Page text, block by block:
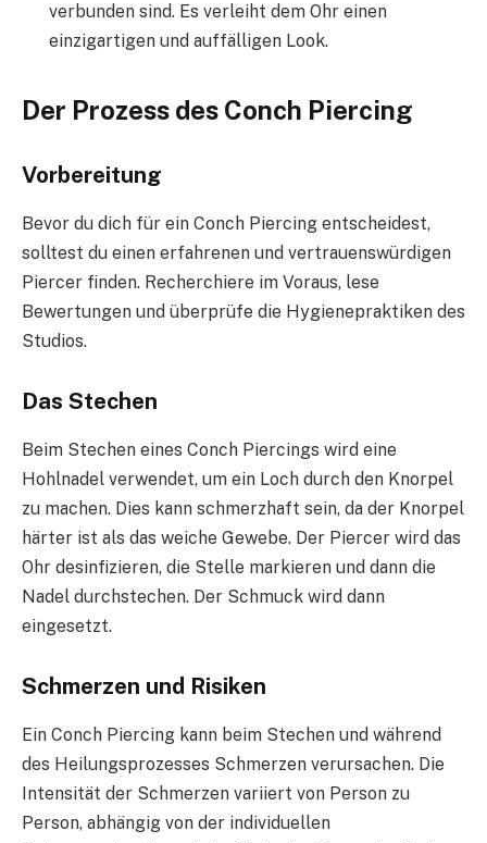
verbunden sind. Es verleiht dem Ohr einen
einzigartigen und auffälligen Look.
Der Prozess des Conch Piercing
Vorbereitung
Bevor du dich für ein Conch Piercing entscheidest,
solltest du einen erfahrenen und vertrauenswürdigen
Piercer finden. Recherchiere im Voraus, lese
Bewertungen und überprüfe die Hygienepraktiken des
Studios.
Das Stechen
Beim Stechen eines Conch Piercings wird eine
Hohlnadel verwendet, um ein Loch durch den Knorpel
zu machen. Dies kann schmerzhaft sein, da der Knorpel
härter ist als das weiche Gewebe. Der Piercer wird das
Ohr desinfizieren, die Stelle markieren und dann die
Nadel durchstechen. Der Schmuck wird dann
eingesetzt.
Schmerzen und Risiken
Ein Conch Piercing kann beim Stechen und während
des Heilungsprozesses Schmerzen verursachen. Die
Intensität der Schmerzen variiert von Person zu
Person, abhängig von der individuellen